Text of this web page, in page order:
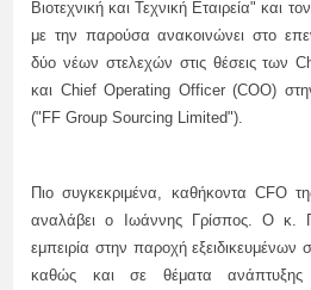
Βιοτεχνική και Τεχνική Εταιρεία" και
με την παρούσα ανακοινώνει στο
δύο νέων στελεχών στις θέσεις των
και Chief Operating Officer (COO)
("FF Group Sourcing Limited").
Πιο συγκεκριμένα, καθήκοντα CFO
αναλάβει ο Ιωάννης Γρίσπος. Ο κ.
εμπειρία στην παροχή εξειδικευμένων
καθώς και σε θέματα ανάπτυξης